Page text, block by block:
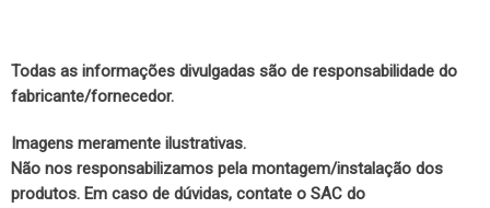
Todas as informações divulgadas são de responsabilidade do
fabricante/fornecedor.
Imagens meramente ilustrativas.
Não nos responsabilizamos pela montagem/instalação dos
produtos. Em caso de dúvidas, contate o SAC do